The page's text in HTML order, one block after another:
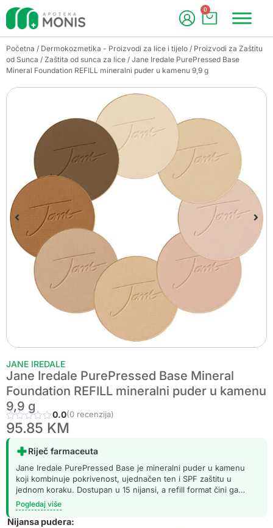
0
Početna / Dermokozmetika - Proizvodi za lice i tijelo / Proizvodi za Zaštitu
od Sunca / Zaštita od sunca za lice / Jane Iredale PurePressed Base
Mineral Foundation REFILL mineralni puder u kamenu 9,9 g
JANE IREDALE
Jane Iredale PurePressed Base Mineral
Foundation REFILL mineralni puder u kamenu
9,9 g
0.0(0 recenzija)
95.85 KM
Riječ farmaceuta
Jane Iredale PurePressed Base je mineralni puder u kamenu
koji kombinuje pokrivenost, ujednačen ten i SPF zaštitu u
jednom koraku. Dostupan u 15 nijansi, a refill format čini ga
ekonomičnijim i ekološki prihvatljivijim izborom za redovne
korisnike.
Pogledaj više
Nijansa pudera: